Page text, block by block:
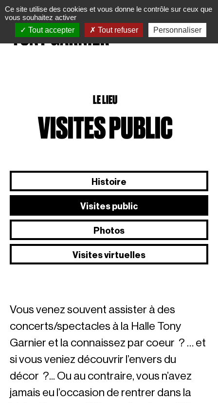
LE LIEU
VISITES PUBLIC
Histoire
Visites public
Photos
Visites virtuelles
Vous venez souvent assister à des
concerts/spectacles à la Halle Tony
Garnier et la connaissez par coeur ? … et
si vous veniez découvrir l’envers du
décor ?... Ou au contraire, vous n’avez
jamais eu l’occasion de rentrer dans la
Panneau de gestion des cookies
Ce site utilise des cookies et vous donne le contrôle sur ceux que
vous souhaitez activer
Tout accepter
Tout refuser Personnaliser